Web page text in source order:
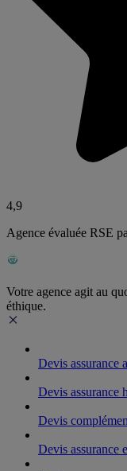
4,9
Agence évaluée RSE
Votre agence agit au
éthique.
Devis assurance
Devis assurance
Devis
Devis assurance